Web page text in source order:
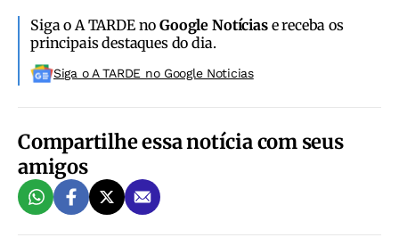
Siga o A TARDE noGoogle Notíciase receba os
principais destaques do dia.
Siga o A TARDE no Google Noticias
Compartilhe essa notícia com seus
amigos